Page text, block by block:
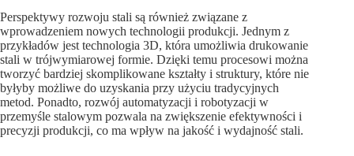
Perspektywy rozwoju stali są również związane z
wprowadzeniem nowych technologii produkcji. Jednym z
przykładów jest technologia 3D, która umożliwia drukowanie
stali w trójwymiarowej formie. Dzięki temu procesowi można
tworzyć bardziej skomplikowane kształty i struktury, które nie
byłyby możliwe do uzyskania przy użyciu tradycyjnych
metod. Ponadto, rozwój automatyzacji i robotyzacji w
przemyśle stalowym pozwala na zwiększenie efektywności i
precyzji produkcji, co ma wpływ na jakość i wydajność stali.